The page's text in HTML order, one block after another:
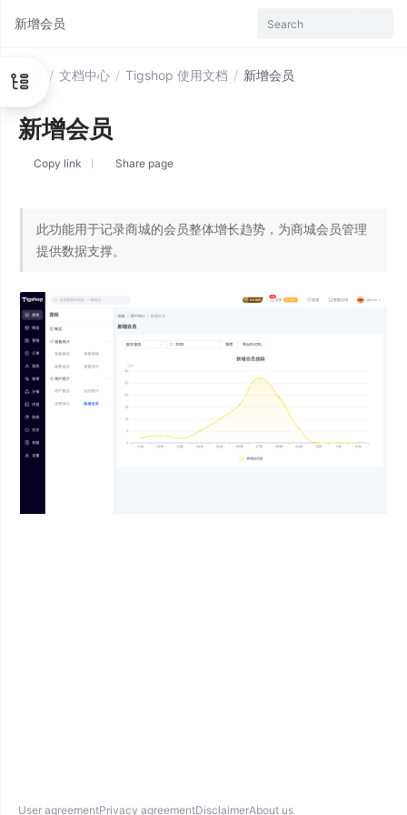
首页 / 文档中心 / Tigshop 使用文档 / 新增会员
新增会员
Copy link Share page
此功能用于记录商城的会员整体增长趋势，为商城会员管理
提供数据支撑。
User agreementPrivacy agreementDisclaimerAbout us
新增会员 Search